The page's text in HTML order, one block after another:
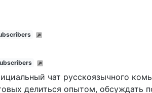
чат русскоязычного
делиться опытом, обсуждать